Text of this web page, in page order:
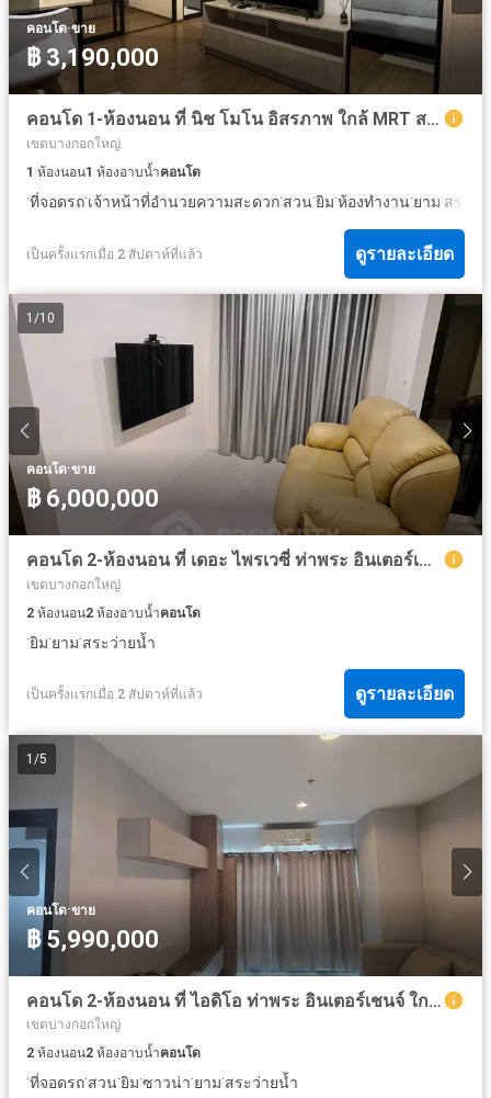
คอนโด·ขาย
฿ 3,190,000
คอนโด 1-ห้องนอน ที่ นิช โมโน อิสรภาพ ใกล้ MRT สนามไชย
เขตบางกอกใหญ่
1 ห้องนอน1 ห้องอาบน้ำคอนโด
·ที่จอดรถ·เจ้าหน้าที่อำนวยความสะดวก·สวน·ยิม·ห้องทำงาน·ยาม·สระว่
เป็นครั้งแรกเมื่อ 2 สัปดาห์ที่แล้ว ดูรายละเอียด
1 /10
คอนโด·ขาย
฿ 6,000,000
คอนโด 2-ห้องนอน ที่ เดอะ ไพรเวซี่ ท่าพระ อินเตอร์เชนจ์ ใกล้ MRT ท่าพระ
เขตบางกอกใหญ่
2 ห้องนอน2 ห้องอาบน้ำคอนโด
·ยิม·ยาม·สระว่ายน้ำ
เป็นครั้งแรกเมื่อ 2 สัปดาห์ที่แล้ว ดูรายละเอียด
1 /5
คอนโด·ขาย
฿ 5,990,000
คอนโด 2-ห้องนอน ที่ ไอดิโอ ท่าพระ อินเตอร์เชนจ์ ใกล้ MRT ท่าพระ
เขตบางกอกใหญ่
2 ห้องนอน2 ห้องอาบน้ำคอนโด
·ที่จอดรถ·สวน·ยิม·ซาวน่า·ยาม·สระว่ายน้ำ